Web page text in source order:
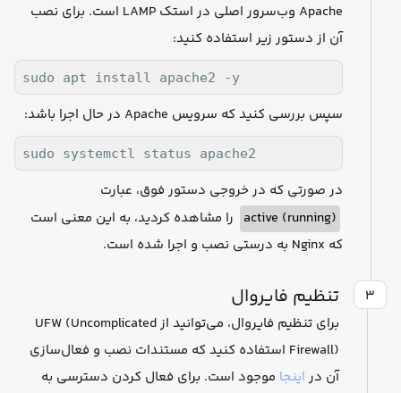
Apache وب‌سرور اصلی در استک LAMP است. برای نصب
آن از دستور زیر استفاده کنید:
sudo apt install apache2 -y
سپس بررسی کنید که سرویس Apache در حال اجرا باشد:
sudo systemctl status apache2
در صورتی که در خروجی دستور فوق، عبارت
active (running) را مشاهده کردید، به این معنی است
که Nginx به درستی نصب و اجرا شده است.
۳ تنظیم فایروال
برای تنظیم فایروال، می‌توانید از UFW (Uncomplicated
Firewall) استفاده کنید که مستندات نصب و فعال‌سازی
آن دراینجا موجود است. برای فعال کردن دسترسی به